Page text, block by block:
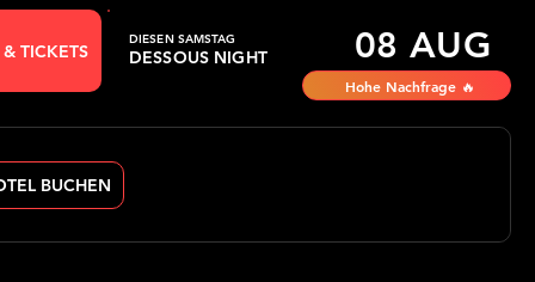
TICKETS DESSOUS NIGHT 08 AUG
DIESEN SAMSTAG
Hohe Nachfrage 🔥
BUCHEN